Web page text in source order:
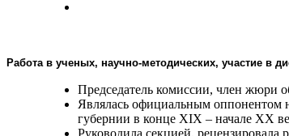
Работа в ученых, научно-методических, участие в
Председатель комиссии, член жюри
Являлась официальным оппонентом
губернии в конце XIX – начале ХХ
Руководила секцией, рецензировала